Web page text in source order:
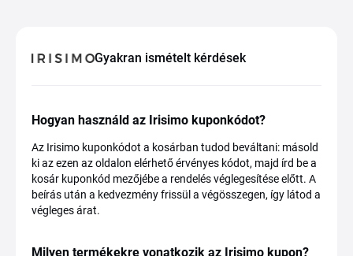
Gyakran ismételt kérdések
Hogyan használd az Irisimo kuponkódot?
Az Irisimo kuponkódot a kosárban tudod beváltani: másold
ki az ezen az oldalon elérhető érvényes kódot, majd írd be a
kosár kuponkód mezőjébe a rendelés véglegesítése előtt. A
beírás után a kedvezmény frissül a végösszegen, így látod a
végleges árat.
Milyen termékekre vonatkozik az Irisimo kupon?